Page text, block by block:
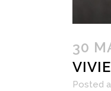
30
Posted